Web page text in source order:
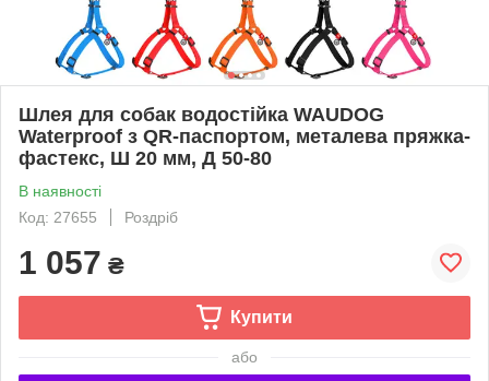
Шлея для собак водостійка WAUDOG
Waterproof з QR-паспортом, металева пряжка-
фастекс, Ш 20 мм, Д 50-80
В наявності
Код: 27655
Роздріб
1 057 ₴
Купити
або